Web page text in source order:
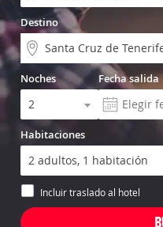
Destino
Noches Fecha salida
Habitaciones
Incluir traslado al hotel